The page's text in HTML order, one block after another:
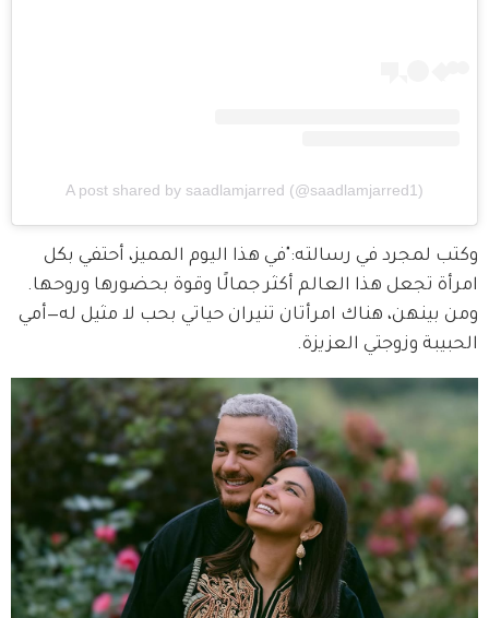
A post shared by saadlamjarred (@saadlamjarred1)
وكتب لمجرد في رسالته:"في هذا اليوم المميز، أحتفي بكل
امرأة تجعل هذا العالم أكثر جمالًا وقوة بحضورها وروحها.
ومن بينهن، هناك امرأتان تنيران حياتي بحب لا مثيل له—أمي
الحبيبة وزوجتي العزيزة.